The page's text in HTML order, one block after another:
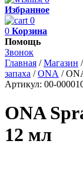
Избранное
0
0 Корзина
Помощь
Звонок
Главная /Магазин /
запаха /ONA /
Артикул: 00-
ONA
12 мл